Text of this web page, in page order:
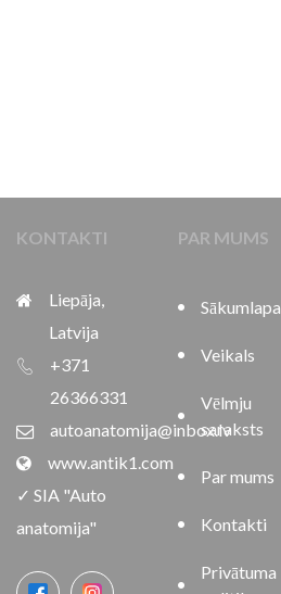
KONTAKTI
Liepāja,
Latvija
+371
26366331
autoanatomija@inbox.lv
www.antik1.com
✓ SIA "Auto
anatomija"
PAR MUMS
Sākumlapa
Veikals
Vēlmju
saraksts
Par mums
Kontakti
Privātuma